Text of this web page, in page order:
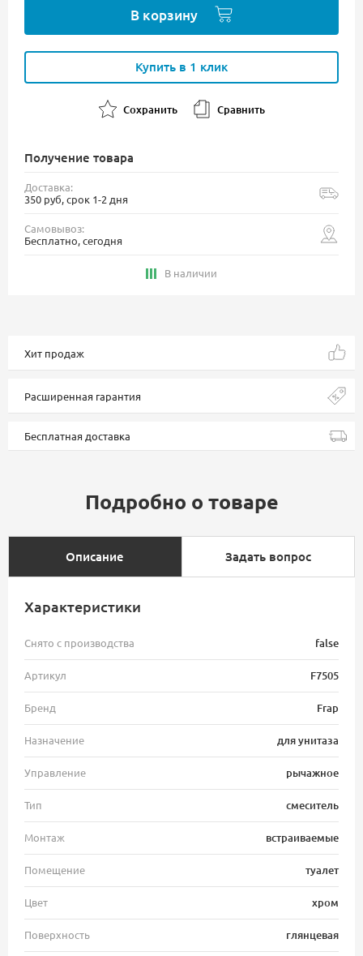
В корзину
Купить в 1 клик
Сохранить Сравнить
Получение товара
Доставка:
350 руб, срок 1-2 дня
Самовывоз:
Бесплатно, сегодня
В наличии
Хит продаж
Расширенная гарантия
Бесплатная доставка
Подробно о товаре
Описание Задать вопрос
Характеристики
Снято с производства false
Артикул F7505
Бренд Frap
Назначение для унитаза
Управление рычажное
Тип смеситель
Монтаж встраиваемые
Помещение туалет
Цвет хром
Поверхность глянцевая